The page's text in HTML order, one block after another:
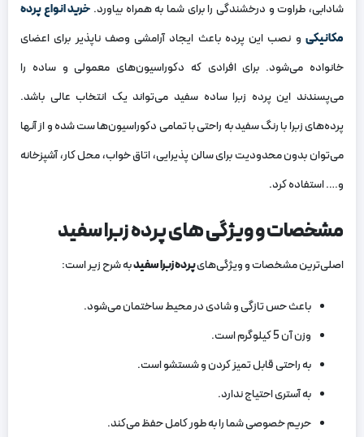
شادابی، طراوت و درخشندگی را برای شما به همراه بیاورد. خرید انواع پرده
مکانیکی و نصب این پرده باعث ایجاد آرامشی وصف ناپذیر برای اعضای
خانواده می‌شود. برای افرادی که دکوراسیون‌های معمولی و ساده را
می‌پسندند این پرده زبرا ساده سفید می‌تواند یک انتخاب عالی باشد.
پرده‌های زبرا با رنگ سفید به راحتی با تمامی دکوراسیون‌ها ست شده و از آنها
می‌توان بدون محدودیت برای سالن پذیرایی، اتاق خواب، محل کار، آشپزخانه
و…. استفاده کرد.
مشخصات و ویژگی‌ های پرده زبرا سفید
اصلی‌ترین مشخصات و ویژگی‌هایپرده زبرا سفیدبه شرح زیر است:
باعث حس تازگی و شادی در محیط ساختمان می‌شود.
وزن آن 5 کیلوگرم است.
به راحتی قابل تمیز کردن و شستشو است.
به آستری احتیاج ندارد.
حریم خصوصی شما را به طور کامل حفظ می‌کند.